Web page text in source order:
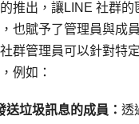
推出，讓LINE 社群的
也賦予了管理員與成
群管理員可以針對特
例如：
送垃圾訊息的成員： 透